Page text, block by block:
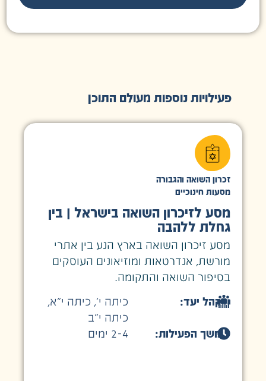
פעילויות נוספות מעולם התוכן
זכרון השואה והגבורה
מסעות חינוכיים
מסע לזיכרון השואה בישראל | בין
גחלת ללהבה
מסע זיכרון השואה בארץ הנע בין אתרי
מורשת, אנדרטאות ומוזיאונים העוסקים
בסיפור השואה והתקומה.
קהל יעד: כיתה י׳, כיתה י״א,
כיתה י״ב
משך הפעילות:
2-4 ימים